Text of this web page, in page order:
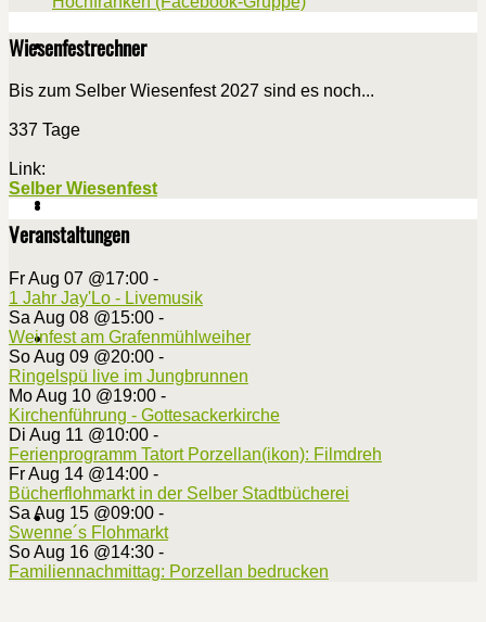
Wiesenfestrechner
Bis zum Selber Wiesenfest 2027 sind es noch...
337 Tage
Link:
Selber Wiesenfest
Veranstaltungen
Fr Aug 07 @17:00 -
1 Jahr Jay'Lo - Livemusik
Sa Aug 08 @15:00 -
Weinfest am Grafenmühlweiher
So Aug 09 @20:00 -
Ringelspü live im Jungbrunnen
Mo Aug 10 @19:00 -
Kirchenführung - Gottesackerkirche
Di Aug 11 @10:00 -
Ferienprogramm Tatort Porzellan(ikon): Filmdreh
Fr Aug 14 @14:00 -
Bücherflohmarkt in der Selber Stadtbücherei
Sa Aug 15 @09:00 -
Swenne´s Flohmarkt
So Aug 16 @14:30 -
Familiennachmittag: Porzellan bedrucken